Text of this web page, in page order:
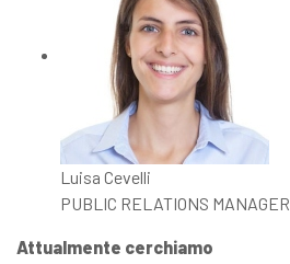
Luisa Cevelli
PUBLIC RELATIONS MANAGER
Attualmente cerchiamo